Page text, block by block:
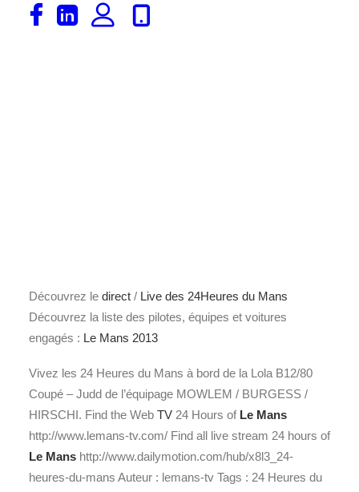
Découvrez le direct / Live des 24Heures du Mans
Découvrez la liste des pilotes, équipes et voitures
engagés : Le Mans 2013
Vivez les 24 Heures du Mans à bord de la Lola B12/80
Coupé – Judd de l’équipage MOWLEM / BURGESS /
HIRSCHI. Find the Web TV 24 Hours of Le Mans
http://www.lemans-tv.com/ Find all live stream 24 hours of
Le Mans http://www.dailymotion.com/hub/x8l3_24-
heures-du-mans Auteur : lemans-tv Tags : 24 Heures du